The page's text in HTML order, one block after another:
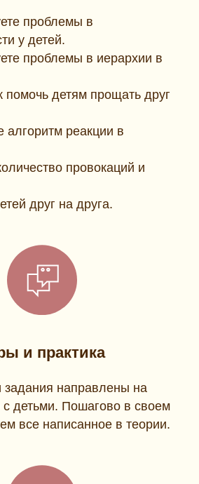
проблемы в
у детей.
проблемы в иерархии в
помочь детям прощать друг
алгоритм реакции в
провокаций и
друг на друга.
и практика
задания направлены на
детьми. Пошагово в своем
все написанное в теории.